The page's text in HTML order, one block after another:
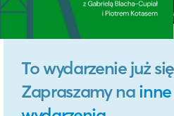
To wydarzenie już
Zapraszamy na